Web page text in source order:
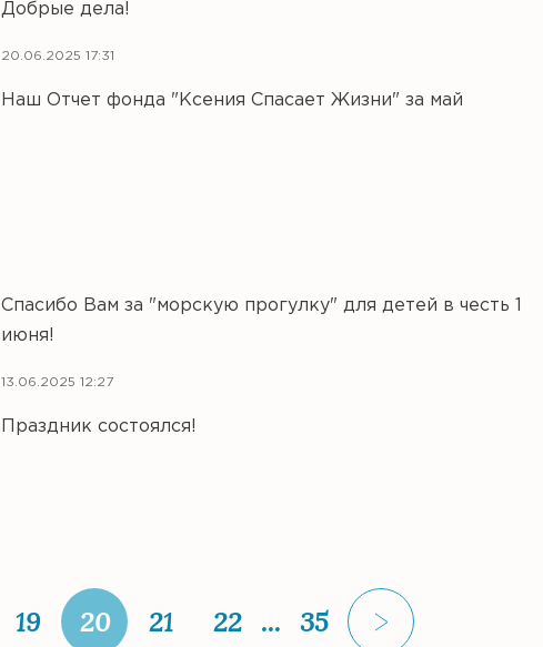
Добрые дела!
20.06.2025 17:31
Наш Отчет фонда "Ксения Спасает Жизни" за май
Спасибо Вам за "морскую прогулку" для детей в честь 1
июня!
13.06.2025 12:27
Праздник состоялся!
19 20 21 22 ... 35